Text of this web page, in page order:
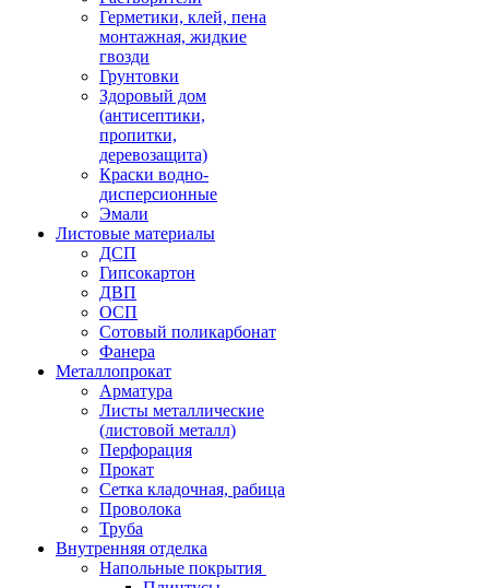
Герметики, клей, пена
монтажная, жидкие
гвозди
Грунтовки
Здоровый дом
(антисептики,
пропитки,
деревозащита)
Краски водно-
дисперсионные
Эмали
Листовые материалы
ДСП
Гипсокартон
ДВП
ОСП
Сотовый поликарбонат
Фанера
Металлопрокат
Арматура
Листы металлические
(листовой металл)
Перфорация
Прокат
Сетка кладочная, рабица
Проволока
Труба
Внутренняя отделка
Напольные покрытия